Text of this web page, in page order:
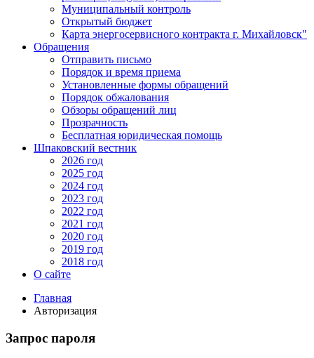
Муниципальный контроль
Открытый бюджет
Карта энергосервисного контракта г. Михайловск"
Обращения
Отправить письмо
Порядок и время приема
Установленные формы обращений
Порядок обжалования
Обзоры обращений лиц
Прозрачность
Бесплатная юридическая помощь
Шпаковский вестник
2026 год
2025 год
2024 год
2023 год
2022 год
2021 год
2020 год
2019 год
2018 год
О сайте
Главная
Авторизация
Запрос пароля